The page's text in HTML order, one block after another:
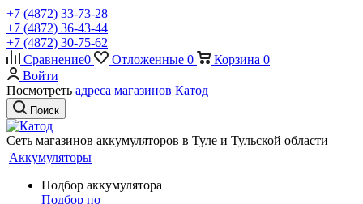
+7 (4872) 33-73-28
+7 (4872) 36-43-44
+7 (4872) 30-75-62
Сравнение0 Отложенные 0 Корзина 0
Войти
Посмотреть адреса магазинов Катод
Поиск
Сеть магазинов аккумуляторов в Туле и Тульской области
Аккумуляторы
Подбор аккумулятора
Подбор по